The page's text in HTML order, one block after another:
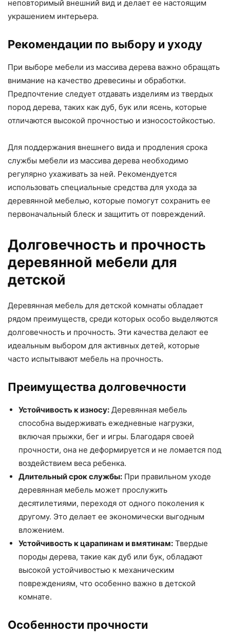
неповторимый внешний вид и делает ее настоящим
украшением интерьера.
Рекомендации по выбору и уходу
При выборе мебели из массива дерева важно обращать
внимание на качество древесины и обработки.
Предпочтение следует отдавать изделиям из твердых
пород дерева, таких как дуб, бук или ясень, которые
отличаются высокой прочностью и износостойкостью.
Для поддержания внешнего вида и продления срока
службы мебели из массива дерева необходимо
регулярно ухаживать за ней. Рекомендуется
использовать специальные средства для ухода за
деревянной мебелью, которые помогут сохранить ее
первоначальный блеск и защитить от повреждений.
Долговечность и прочность
деревянной мебели для
детской
Деревянная мебель для детской комнаты обладает
рядом преимуществ, среди которых особо выделяются
долговечность и прочность. Эти качества делают ее
идеальным выбором для активных детей, которые
часто испытывают мебель на прочность.
Преимущества долговечности
Устойчивость к износу: Деревянная мебель
способна выдерживать ежедневные нагрузки,
включая прыжки, бег и игры. Благодаря своей
прочности, она не деформируется и не ломается под
воздействием веса ребенка.
Длительный срок службы: При правильном уходе
деревянная мебель может прослужить
десятилетиями, переходя от одного поколения к
другому. Это делает ее экономически выгодным
вложением.
Устойчивость к царапинам и вмятинам: Твердые
породы дерева, такие как дуб или бук, обладают
высокой устойчивостью к механическим
повреждениям, что особенно важно в детской
комнате.
Особенности прочности